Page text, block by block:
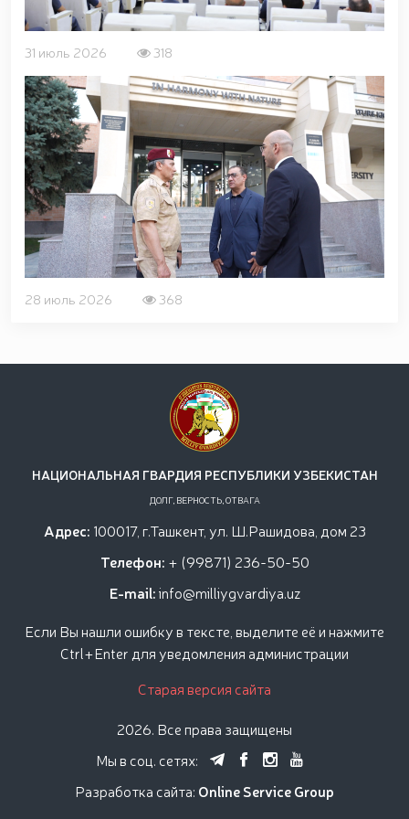
Олий Мажлиса участвовали доценты Университета
общественной безопасности Национальной
гвардии / / С учащимися "Темурбеклар мактаби"
Национальной гвардии проведено показательное
занятие на тему «Использование беспилотных
летательных аппаратов и их технические
характеристики» / / В Ташкентском Региональном
учебном центре Национальной гвардии прошел
республиканский научно-практический семинар на
тему «Перспективы применения беспилотных
летательных аппаратов в системе охраны
объектов» / / Общественный порядок и
безопасность граждан будут обеспечены во время
молитв в священный месяц Рамазан / /
31 июль 2026 318
28 июль 2026 368
НАЦИОНАЛЬНАЯ ГВАРДИЯ РЕСПУБЛИКИ УЗБЕКИСТАН
ДОЛГ, ВЕРНОСТЬ, ОТВАГА
Адрес: 100017, г.Ташкент, ул. Ш.Рашидова, дом 23
Телефон: + (99871) 236-50-50
E-mail:info@milliygvardiya.uz
Если Вы нашли ошибку в тексте, выделите её и нажмите
Ctrl+Enter для уведомления администрации
Старая версия сайта
2026. Все права защищены
Мы в соц. сетях:
Разработка сайта: Online Service Group